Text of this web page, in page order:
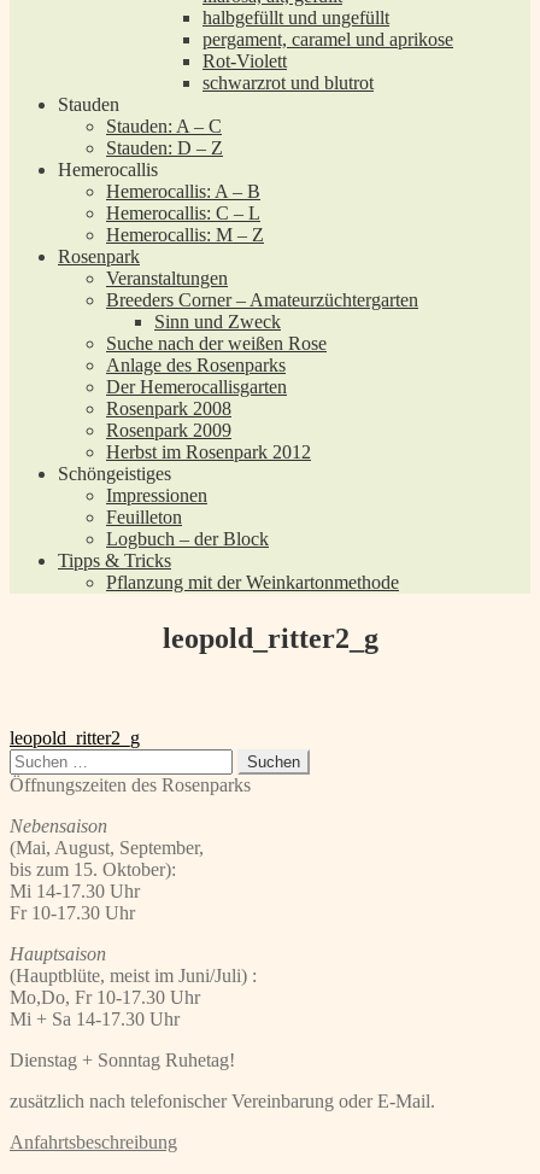
halbgefüllt und ungefüllt
pergament, caramel und aprikose
Rot-Violett
schwarzrot und blutrot
Stauden
Stauden: A – C
Stauden: D – Z
Hemerocallis
Hemerocallis: A – B
Hemerocallis: C – L
Hemerocallis: M – Z
Rosenpark
Veranstaltungen
Breeders Corner – Amateurzüchtergarten
Sinn und Zweck
Suche nach der weißen Rose
Anlage des Rosenparks
Der Hemerocallisgarten
Rosenpark 2008
Rosenpark 2009
Herbst im Rosenpark 2012
Schöngeistiges
Impressionen
Feuilleton
Logbuch – der Block
Tipps & Tricks
Pflanzung mit der Weinkartonmethode
leopold_ritter2_g
Beitragsnavigation
Vorheriger
Beitrag:
leopold_ritter2_g
Suchen
nach:
Öffnungszeiten des Rosenparks
Nebensaison
(Mai, August, September,
bis zum 15. Oktober):
Mi 14-17.30 Uhr
Fr 10-17.30 Uhr
Hauptsaison
(Hauptblüte, meist im Juni/Juli) :
Mo,Do, Fr 10-17.30 Uhr
Mi + Sa 14-17.30 Uhr
Dienstag + Sonntag Ruhetag!
zusätzlich nach telefonischer Vereinbarung oder E-Mail.
Anfahrtsbeschreibung